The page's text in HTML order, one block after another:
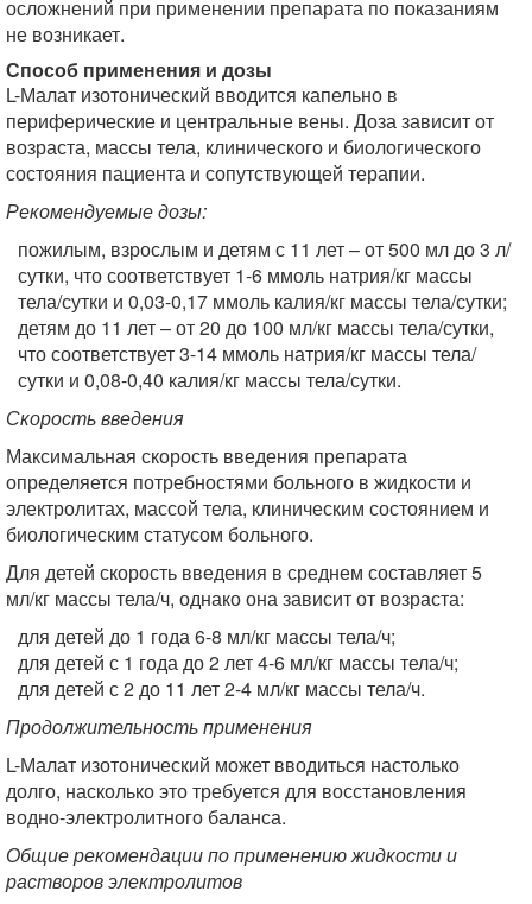
осложнений при применении препарата по показаниям
не возникает.
Способ применения и дозы
L-Малат изотонический вводится капельно в
периферические и центральные вены. Доза зависит от
возраста, массы тела, клинического и биологического
состояния пациента и сопутствующей терапии.
Рекомендуемые дозы:
пожилым, взрослым и детям с 11 лет – от 500 мл до 3 л/
сутки, что соответствует 1-6 ммоль натрия/кг массы
тела/сутки и 0,03-0,17 ммоль калия/кг массы тела/сутки;
детям до 11 лет – от 20 до 100 мл/кг массы тела/сутки,
что соответствует 3-14 ммоль натрия/кг массы тела/
сутки и 0,08-0,40 калия/кг массы тела/сутки.
Скорость введения
Максимальная скорость введения препарата
определяется потребностями больного в жидкости и
электролитах, массой тела, клиническим состоянием и
биологическим статусом больного.
Для детей скорость введения в среднем составляет 5
мл/кг массы тела/ч, однако она зависит от возраста:
для детей до 1 года 6-8 мл/кг массы тела/ч;
для детей с 1 года до 2 лет 4-6 мл/кг массы тела/ч;
для детей с 2 до 11 лет 2-4 мл/кг массы тела/ч.
Продолжительность применения
L-Малат изотонический может вводиться настолько
долго, насколько это требуется для восстановления
водно-электролитного баланса.
Общие рекомендации по применению жидкости и
растворов электролитов